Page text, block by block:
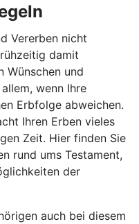
Vererben nicht
damit
Wünschen und
wenn Ihre
Erbfolge abweichen.
Ihren Erben vieles
Zeit. Hier finden Sie
rund ums Testament,
der
auch bei diesem